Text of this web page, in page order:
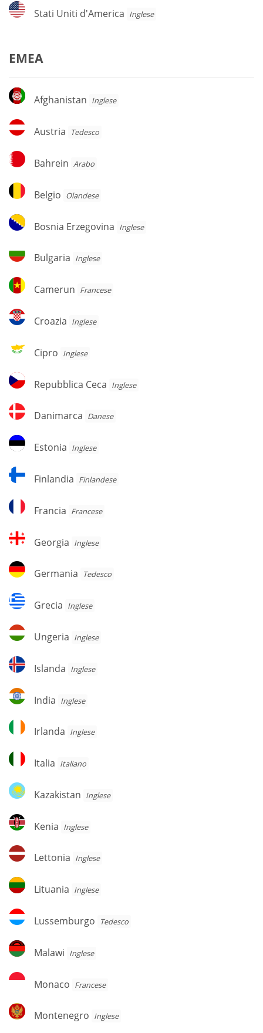
Stati
Uniti
Stati Uniti d'America Inglese
EMEA
Afghanistan
Afghanistan Inglese
Austria
Austria Tedesco
Bahrein
Bahrein Arabo
Belgio
Belgio Olandese
Bosnia
Erzegovina
Bosnia Erzegovina Inglese
Bulgaria
Bulgaria Inglese
Camerun
Camerun Francese
Croazia
Croazia Inglese
Cipro
Cipro Inglese
Repubblica
Ceca
Repubblica Ceca Inglese
Danimarca
Danimarca Danese
Estonia
Estonia Inglese
Finlandia
Finlandia Finlandese
Francia
Francia Francese
Georgia
Georgia Inglese
Germania
Germania Tedesco
Grecia
Grecia Inglese
Ungeria
Ungeria Inglese
Islanda
Islanda Inglese
India
India Inglese
Irlanda
Irlanda Inglese
Italia
Italia Italiano
Kazakistan
Kazakistan Inglese
Kenia
Kenia Inglese
Lettonia
Lettonia Inglese
Lituania
Lituania Inglese
Lussemburgo
Lussemburgo Tedesco
Malawi
Malawi Inglese
Monaco
Monaco Francese
Montenegro
Montenegro Inglese